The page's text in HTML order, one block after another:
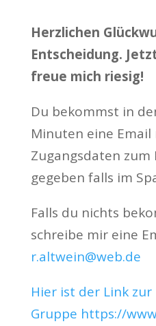
Herzlichen
Entscheidung.
freue mich riesig!
Du bekommst in
Minuten eine
Zugangsdaten zum
gegeben falls im
Falls du nichts
schreibe mir eine
r.altwein@web.de
Hier ist der Link zur
Gruppe https://